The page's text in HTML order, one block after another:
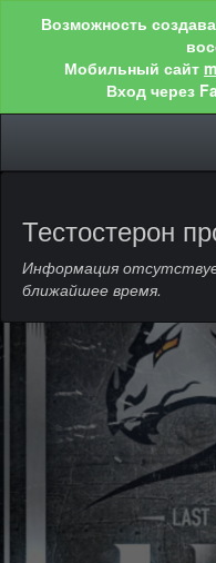
Возможность
Мобильный сайт
Вход через
Тестостерон
Информация
ближайшее время.